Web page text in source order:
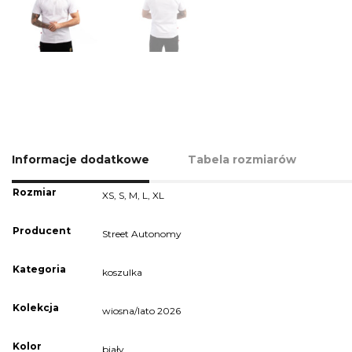
Informacje dodatkowe Tabela rozmiarów
Rozmiar XS, S, M, L,XL
Producent Street Autonomy
Kategoria koszulka
Kolekcja wiosna/lato 2026
Kolor biały